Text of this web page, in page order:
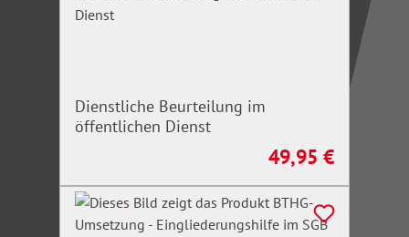
Dienstliche Beurteilung im
öffentlichen Dienst
Regulärer Preis:
49,95 €